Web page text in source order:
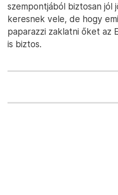
szempontjából biztosan jól
keresnek vele, de hogy
paparazzi zaklatni őket az
is biztos.